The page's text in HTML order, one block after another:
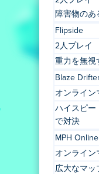
障害物のあ
Flipside
2人プレイ
重力を無視
Blaze
オンライン
ハイスピー
で対決
MPH Online
オンライン
広大なマッ